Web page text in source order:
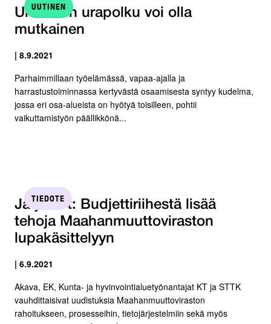
UUTINEN
Unelmien urapolku voi olla
mutkainen
| 8.9.2021
Parhaimmillaan työelämässä, vapaa-ajalla ja
harrastustoiminnassa kertyvästä osaamisesta syntyy kudelma,
jossa eri osa-alueista on hyötyä toisilleen, pohtii
vaikuttamistyön päällikkönä...
TIEDOTE
Järjestöt: Budjettiriihestä lisää
tehoja Maahanmuuttoviraston
lupakäsittelyyn
| 6.9.2021
Akava, EK, Kunta- ja hyvinvointialuetyönantajat KT ja STTK
vauhdittaisivat uudistuksia Maahanmuuttoviraston
rahoitukseen, prosesseihin, tietojärjestelmiin sekä myös